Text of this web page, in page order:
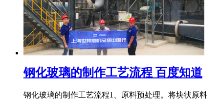
钢化玻璃的制作工艺流程 百度知道
钢化玻璃的制作工艺流程1、原料预处理。将块状原料